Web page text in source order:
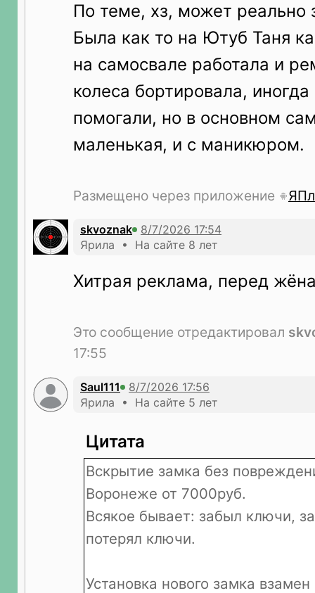
По теме, хз, может реально
Была как то на Ютуб Таня
на самосвале работала и
колеса бортировала,
помогали, но в основном
маленькая, и с маникюром.
Размещено через приложение
skvoznak
Ярила • На сайте 8 лет
Хитрая реклама, перед
Это сообщение отредактировал
17:55
Saul111
Ярила • На сайте 5 лет
Цитата
Вскрытие замка без
Воронеже от 7000руб.
Всякое бывает: забыл ключи,
потерял ключи.
Установка нового замка